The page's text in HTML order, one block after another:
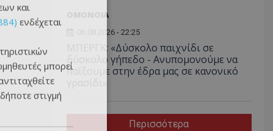
ΟΜΟΝΟΙΑ
06.08.2026 - 22:25
ΜΠΕΡΓΚ: «Δύσκολο παιχνίδι σε
δύσκολο γήπεδο - Ανυπομονούμε να
παίξουμε στην έδρα μας σε κανονικό
Περισσότερα
και
ενδέχεται
μπορεί
στιγμή